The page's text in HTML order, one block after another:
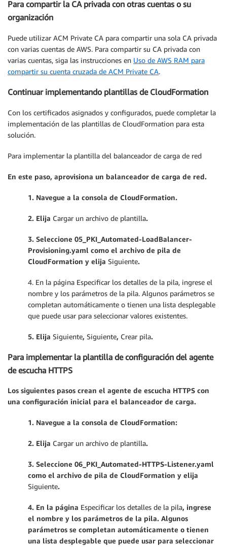
Para compartir la CA privada con otras cuentas o su
organización
Puede utilizar ACM Private CA para compartir una sola CA privada
con varias cuentas de AWS. Para compartir su CA privada con
varias cuentas, siga las instrucciones en Uso de AWS RAM para
compartir su cuenta cruzada de ACM Private CA.
Continuar implementando plantillas de CloudFormation
Con los certificados asignados y configurados, puede completar la
implementación de las plantillas de CloudFormation para esta
solución.
Para implementar la plantilla del balanceador de carga de red
En este paso, aprovisiona un balanceador de carga de red.
1. Navegue a la consola de CloudFormation.
2. Elija Cargar un archivo de plantilla.
3. Seleccione 05_PKI_Automated-LoadBalancer-
Provisioning.yaml como el archivo de pila de
CloudFormation y elija Siguiente.
4. En la página Especificar los detalles de la pila, ingrese el
nombre y los parámetros de la pila. Algunos parámetros se
completan automáticamente o tienen una lista desplegable
que puede usar para seleccionar valores existentes.
5. Elija Siguiente, Siguiente, Crear pila.
Para implementar la plantilla de configuración del agente
de escucha HTTPS
Los siguientes pasos crean el agente de escucha HTTPS con
una configuración inicial para el balanceador de carga.
1. Navegue a la consola de CloudFormation:
2. Elija Cargar un archivo de plantilla.
3. Seleccione 06_PKI_Automated-HTTPS-Listener.yaml
como el archivo de pila de CloudFormation y elija
Siguiente.
4. En la página Especificar los detalles de la pila, ingrese
el nombre y los parámetros de la pila. Algunos
parámetros se completan automáticamente o tienen
una lista desplegable que puede usar para seleccionar